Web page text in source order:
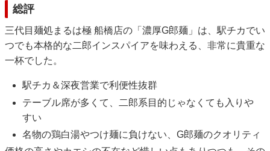
総評
三代目麺処まるは極 船橋店の「濃厚G郎麺」は、駅チカでい
つでも本格的な二郎インスパイアを味わえる、非常に貴重な
一杯でした。
駅チカ＆深夜営業で利便性抜群
テーブル席が多くて、二郎系目的じゃなくても入りや
すい
名物の鶏白湯やつけ麺に負けない、G郎麺のクオリティ